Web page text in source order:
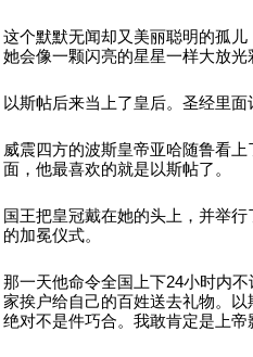
这个默默无闻却又美丽聪明的孤
她会像一颗闪亮的星星一样大放光
以斯帖后来当上了皇后。圣经里面
威震四方的波斯皇帝亚哈随鲁看
面，他最喜欢的就是以斯帖了。
国王把皇冠戴在她的头上，并举
的加冕仪式。
那一天他命令全国上下24小时内
家挨户给自己的百姓送去礼物。
绝对不是件巧合。我敢肯定是上帝